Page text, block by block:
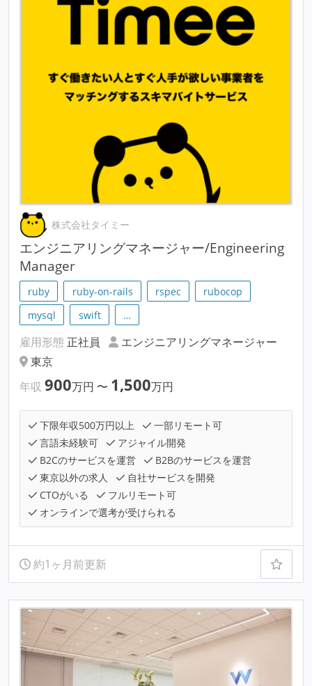
株式会社タイミー
エンジニアリングマネージャー/Engineering
Manager
ruby ruby-on-rails rspec
rubocop
mysql
swift …
雇用形態 正社員
エンジニアリングマネージャー
東京
年収 900万円 〜 1,500万円
下限年収500万円以上
一部リモート可
言語未経験可
アジャイル開発
B2Cのサービスを運営
B2Bのサービスを運営
東京以外の求人
自社サービスを開発
CTOがいる
フルリモート可
オンラインで選考が受けられる
約1ヶ月前更新